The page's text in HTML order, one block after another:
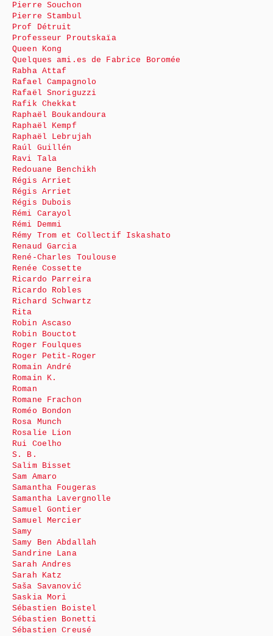
Pierre Souchon
Pierre Stambul
Prof Détruit
Professeur Proutskaïa
Queen Kong
Quelques ami.es de Fabrice Boromée
Rabha Attaf
Rafael Campagnolo
Rafaël Snoriguzzi
Rafik Chekkat
Raphaël Boukandoura
Raphaël Kempf
Raphaël Lebrujah
Raúl Guillén
Ravi Tala
Redouane Benchikh
Régis Arriet
Régis Arriet
Régis Dubois
Rémi Carayol
Rémi Demmi
Rémy Trom et Collectif Iskashato
Renaud Garcia
René-Charles Toulouse
Renée Cossette
Ricardo Parreira
Ricardo Robles
Richard Schwartz
Rita
Robin Ascaso
Robin Bouctot
Roger Foulques
Roger Petit-Roger
Romain André
Romain K.
Roman
Romane Frachon
Roméo Bondon
Rosa Munch
Rosalie Lion
Rui Coelho
S. B.
Salim Bisset
Sam Amaro
Samantha Fougeras
Samantha Lavergnolle
Samuel Gontier
Samuel Mercier
Samy
Samy Ben Abdallah
Sandrine Lana
Sarah Andres
Sarah Katz
Saša Savanović
Saskia Mori
Sébastien Boistel
Sébastien Bonetti
Sébastien Creusé